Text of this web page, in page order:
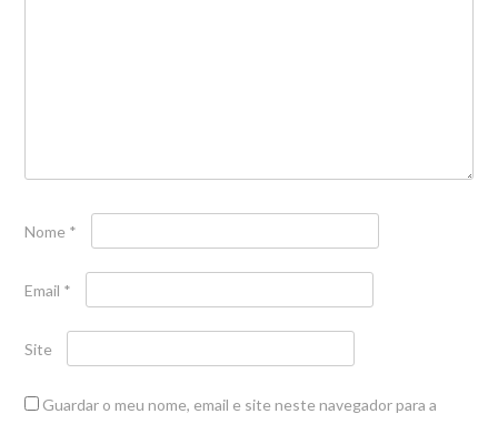
Nome *
Email *
Site
Guardar o meu nome, email e site neste navegador para a